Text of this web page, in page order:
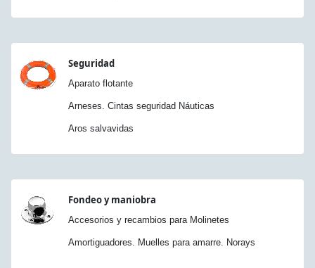
Seguridad
Aparato flotante
Arneses. Cintas seguridad Náuticas
Aros salvavidas
Fondeo y maniobra
Accesorios y recambios para Molinetes
Amortiguadores. Muelles para amarre. Norays